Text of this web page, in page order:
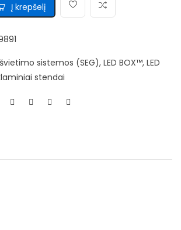
Į krepšelį
sistemos (SEG), LED BOX™, LED
stendai